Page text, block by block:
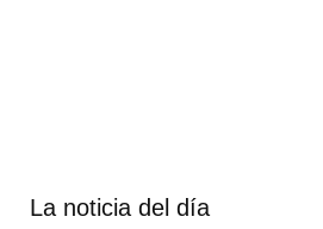
La noticia del día